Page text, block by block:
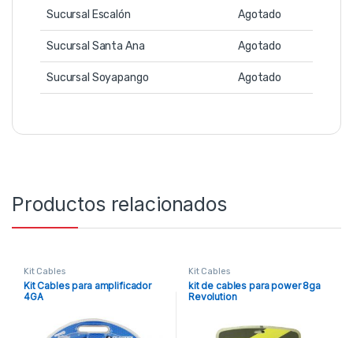
Sucursal Escalón Agotado
Sucursal Santa Ana Agotado
Sucursal Soyapango Agotado
Productos relacionados
Kit Cables
Kit Cables para amplificador
4GA
Kit Cables
kit de cables para power 8ga
Revolution